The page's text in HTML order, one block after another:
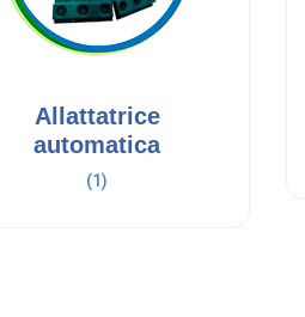
Allattatrice
automatica
(1)